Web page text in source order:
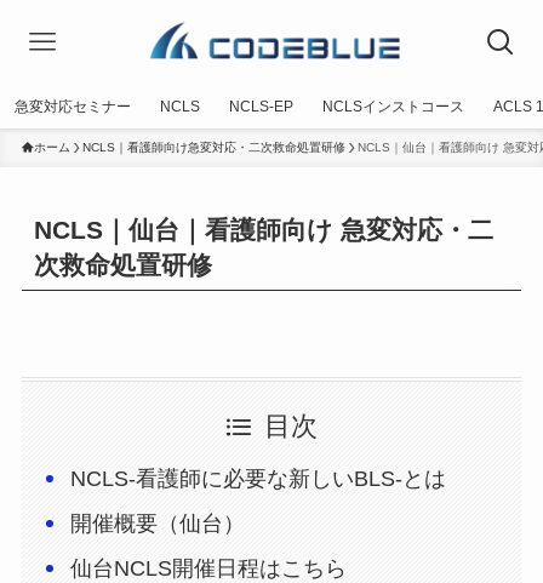
急変対応セミナー NCLS NCLS-EP NCLSインストコース ACLS
ホーム NCLS｜看護師向け急変対応・二次救命処置研修 NCLS｜仙台｜看護師向け 急変
NCLS｜仙台｜看護師向け 急変対応・二
次救命処置研修
目次
NCLS-看護師に必要な新しいBLS-とは
開催概要（仙台）
仙台NCLS開催日程はこちら